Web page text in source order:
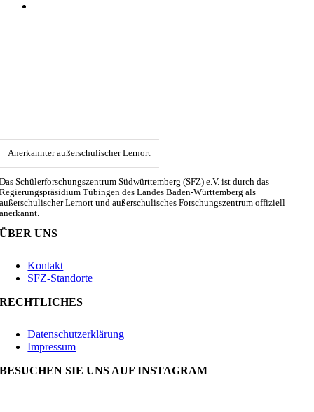
Anerkannter außerschulischer Lernort
Das Schülerforschungszentrum Südwürttemberg (SFZ) e.V. ist durch das
Regierungspräsidium Tübingen des Landes Baden-Württemberg als
außerschulischer Lernort und außerschulisches Forschungszentrum offiziell
anerkannt.
ÜBER UNS
Kontakt
SFZ-Standorte
RECHTLICHES
Datenschutzerklärung
Impressum
BESUCHEN SIE UNS AUF INSTAGRAM